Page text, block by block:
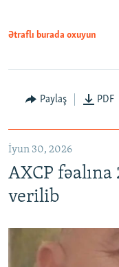
Ətraflı burada oxuyun
Paylaş PDF
İyun 30, 2026
AXCP fəalına
verilib